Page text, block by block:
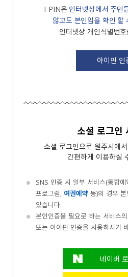
I-PIN은 인터넷상에서 주민
않고도 본인임을 확인 할
인터넷상 개인식별번호
아이핀 인
소셜 로그인
소셜 로그인으로 원주시에
간편하게 이용하실
SNS 인증 시 일부 서비스(통합
프로그램, 여권예약 등)의 경우
있습니다.
본인인증을 필요로 하는 서비스
또는 아이핀 인증을 사용하시기
네이버